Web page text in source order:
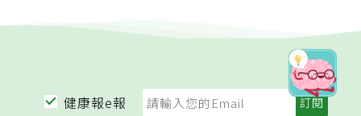
健康報e報